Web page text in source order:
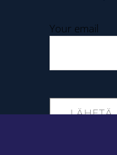
Your email